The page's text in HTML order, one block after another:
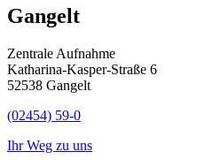
Gangelt
Zentrale Aufnahme
Katharina-Kasper-Straße 6
52538 Gangelt
(02454) 59-0
Ihr Weg zu uns